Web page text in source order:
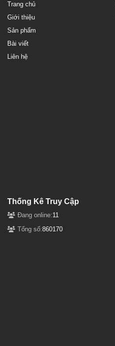
Trang chủ
Giới thiệu
Sản phẩm
Bài viết
Liên hệ
Thống Kê Truy Cập
Đang online:11
Tổng số:860170